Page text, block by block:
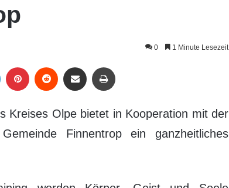
0 1 Minute Lesezeit
Kreises Olpe bietet in Kooperation mit der
Finnentrop ein ganzheitliches